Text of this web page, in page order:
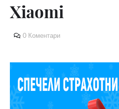
Xiaomi
0 Коментари